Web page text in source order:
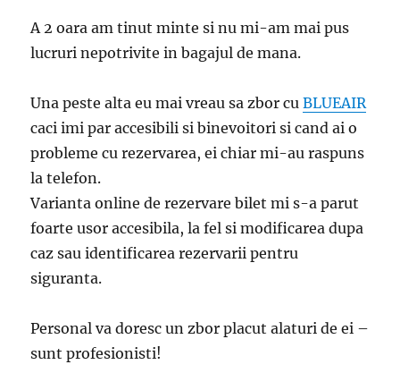
A 2 oara am tinut minte si nu mi-am mai pus
lucruri nepotrivite in bagajul de mana.
Una peste alta eu mai vreau sa zbor cuBLUEAIR
caci imi par accesibili si binevoitori si cand ai o
probleme cu rezervarea, ei chiar mi-au raspuns
la telefon.
Varianta online de rezervare bilet mi s-a parut
foarte usor accesibila, la fel si modificarea dupa
caz sau identificarea rezervarii pentru
siguranta.
Personal va doresc un zbor placut alaturi de ei –
sunt profesionisti!